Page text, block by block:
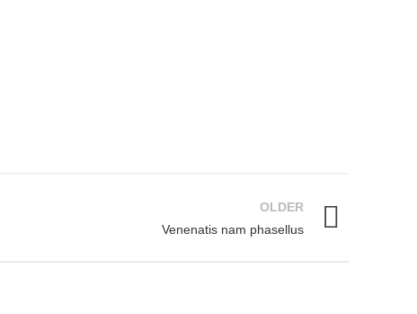
OLDER
Venenatis nam phasellus